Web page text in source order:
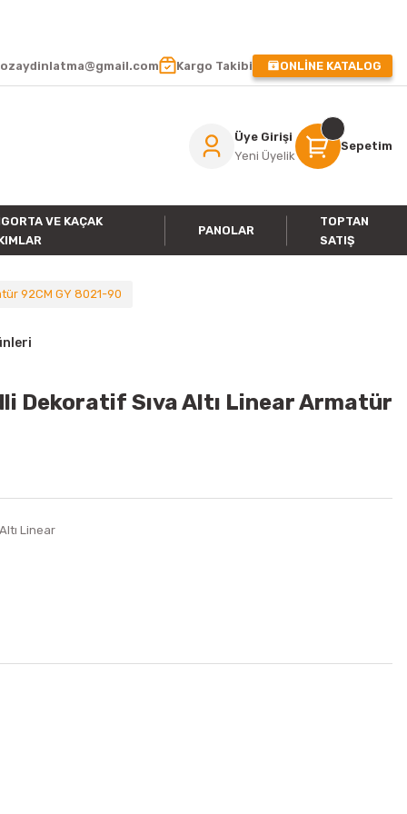
Kargo Takibi ONLİNE KATALOG
Üye Girişi
Yeni Üyelik
Sepetim
VE KAÇAK
PANOLAR
TOPTAN
SATIŞ
92CM GY 8021-90
Dekoratif Sıva Altı Linear Armatür
Linear